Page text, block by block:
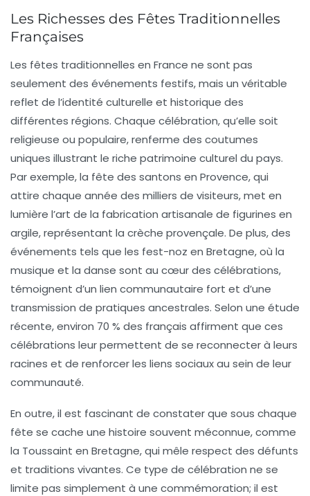
Les Richesses des Fêtes Traditionnelles
Françaises
Les fêtes traditionnelles en France ne sont pas
seulement des événements festifs, mais un véritable
reflet de l’identité culturelle et historique des
différentes régions. Chaque célébration, qu’elle soit
religieuse ou populaire, renferme des coutumes
uniques illustrant le riche patrimoine culturel du pays.
Par exemple, la fête des santons en Provence, qui
attire chaque année des milliers de visiteurs, met en
lumière l’art de la fabrication artisanale de figurines en
argile, représentant la crèche provençale. De plus, des
événements tels que les fest-noz en Bretagne, où la
musique et la danse sont au cœur des célébrations,
témoignent d’un lien communautaire fort et d’une
transmission de pratiques ancestrales. Selon une étude
récente, environ 70 % des français affirment que ces
célébrations leur permettent de se reconnecter à leurs
racines et de renforcer les liens sociaux au sein de leur
communauté.
En outre, il est fascinant de constater que sous chaque
fête se cache une histoire souvent méconnue, comme
la Toussaint en Bretagne, qui mêle respect des défunts
et traditions vivantes. Ce type de célébration ne se
limite pas simplement à une commémoration; il est